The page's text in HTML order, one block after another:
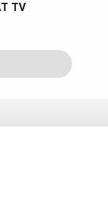
TV